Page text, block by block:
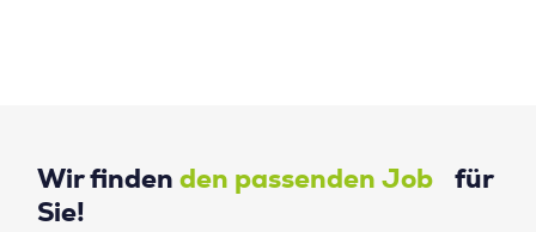
Wir finden den passenden Job für
Sie!